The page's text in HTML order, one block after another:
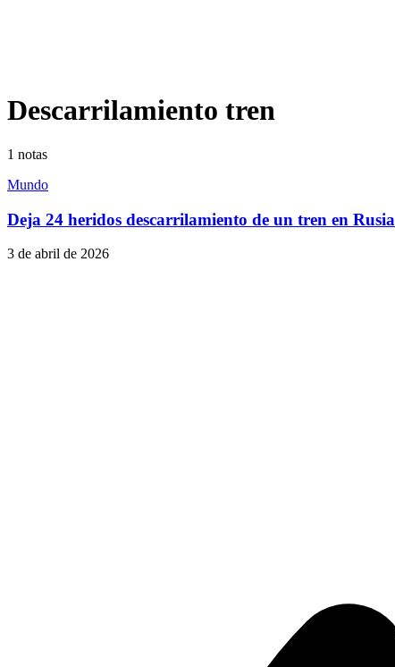
Descarrilamiento tren
1 notas
Mundo
Deja 24 heridos descarrilamiento de un tren en Rusia
3 de abril de 2026